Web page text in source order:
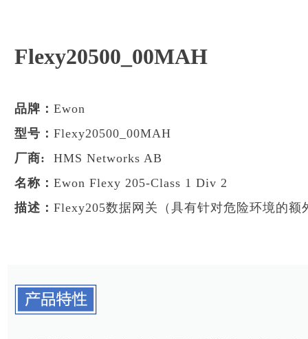
品牌： Ewon
型号： Flexy20500_00MAH
厂商:
HMS Networks AB
名称： Ewon Flexy 205-Class 1 Div 2
描述： Flexy205数据网关（具有针对危险环境的额
Flexy20500_00MAH